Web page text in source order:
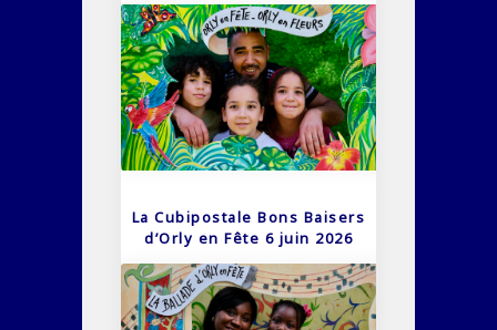
La Cubipostale Bons Baisers
d’Orly en Fête 6 juin 2026